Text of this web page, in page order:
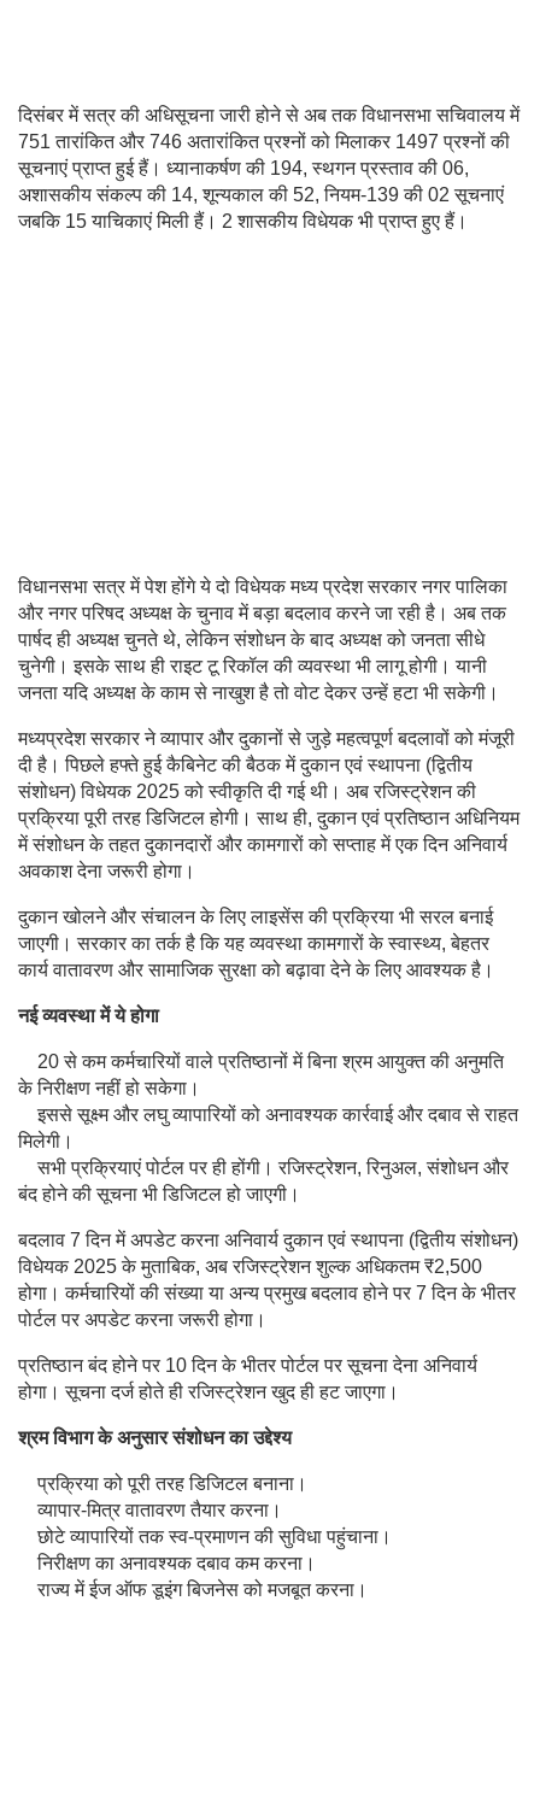
दिसंबर में सत्र की अधिसूचना जारी होने से अब तक विधानसभा सचिवालय में
751 तारांकित और 746 अतारांकित प्रश्नों को मिलाकर 1497 प्रश्नों की
सूचनाएं प्राप्त हुई हैं। ध्यानाकर्षण की 194, स्थगन प्रस्ताव की 06,
अशासकीय संकल्प की 14, शून्यकाल की 52, नियम-139 की 02 सूचनाएं
जबकि 15 याचिकाएं मिली हैं। 2 शासकीय विधेयक भी प्राप्त हुए हैं।
विधानसभा सत्र में पेश होंगे ये दो विधेयक मध्य प्रदेश सरकार नगर पालिका
और नगर परिषद अध्यक्ष के चुनाव में बड़ा बदलाव करने जा रही है। अब तक
पार्षद ही अध्यक्ष चुनते थे, लेकिन संशोधन के बाद अध्यक्ष को जनता सीधे
चुनेगी। इसके साथ ही राइट टू रिकॉल की व्यवस्था भी लागू होगी। यानी
जनता यदि अध्यक्ष के काम से नाखुश है तो वोट देकर उन्हें हटा भी सकेगी।
मध्यप्रदेश सरकार ने व्यापार और दुकानों से जुड़े महत्वपूर्ण बदलावों को मंजूरी
दी है। पिछले हफ्ते हुई कैबिनेट की बैठक में दुकान एवं स्थापना (द्वितीय
संशोधन) विधेयक 2025 को स्वीकृति दी गई थी। अब रजिस्ट्रेशन की
प्रक्रिया पूरी तरह डिजिटल होगी। साथ ही, दुकान एवं प्रतिष्ठान अधिनियम
में संशोधन के तहत दुकानदारों और कामगारों को सप्ताह में एक दिन अनिवार्य
अवकाश देना जरूरी होगा।
दुकान खोलने और संचालन के लिए लाइसेंस की प्रक्रिया भी सरल बनाई
जाएगी। सरकार का तर्क है कि यह व्यवस्था कामगारों के स्वास्थ्य, बेहतर
कार्य वातावरण और सामाजिक सुरक्षा को बढ़ावा देने के लिए आवश्यक है।
नई व्यवस्था में ये होगा
20 से कम कर्मचारियों वाले प्रतिष्ठानों में बिना श्रम आयुक्त की अनुमति
के निरीक्षण नहीं हो सकेगा।
इससे सूक्ष्म और लघु व्यापारियों को अनावश्यक कार्रवाई और दबाव से राहत
मिलेगी।
सभी प्रक्रियाएं पोर्टल पर ही होंगी। रजिस्ट्रेशन, रिनुअल, संशोधन और
बंद होने की सूचना भी डिजिटल हो जाएगी।
बदलाव 7 दिन में अपडेट करना अनिवार्य दुकान एवं स्थापना (द्वितीय संशोधन)
विधेयक 2025 के मुताबिक, अब रजिस्ट्रेशन शुल्क अधिकतम ₹2,500
होगा। कर्मचारियों की संख्या या अन्य प्रमुख बदलाव होने पर 7 दिन के भीतर
पोर्टल पर अपडेट करना जरूरी होगा।
प्रतिष्ठान बंद होने पर 10 दिन के भीतर पोर्टल पर सूचना देना अनिवार्य
होगा। सूचना दर्ज होते ही रजिस्ट्रेशन खुद ही हट जाएगा।
श्रम विभाग के अनुसार संशोधन का उद्देश्य
प्रक्रिया को पूरी तरह डिजिटल बनाना।
व्यापार-मित्र वातावरण तैयार करना।
छोटे व्यापारियों तक स्व-प्रमाणन की सुविधा पहुंचाना।
निरीक्षण का अनावश्यक दबाव कम करना।
राज्य में ईज ऑफ डूइंग बिजनेस को मजबूत करना।